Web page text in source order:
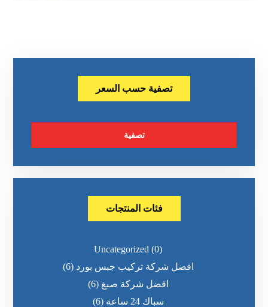
تصفية حسب السعر
تصفية
فئات المنتجات
Uncategorized (0)
افضل شركة تركيب جبس بورد (6)
افضل شركة صبغ (6)
سباك 24 ساعة
(6)